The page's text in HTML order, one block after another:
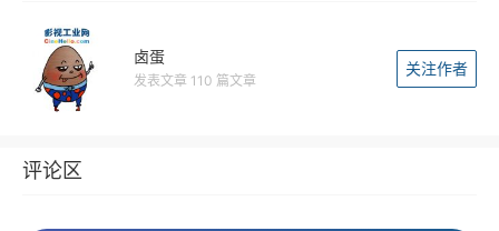
卤蛋
发表文章 110 篇文章
关注作者
评论区